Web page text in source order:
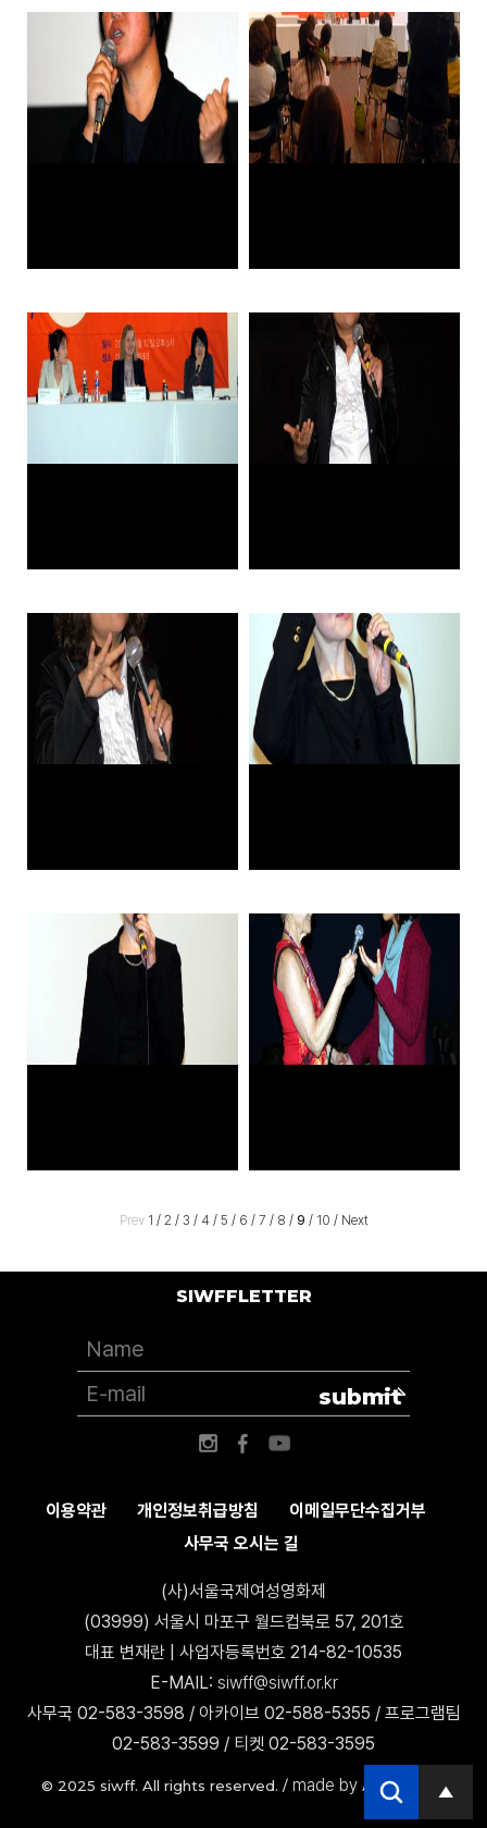
Prev 1 / 2/ 3 / 4 / 5 / 6 / 7 / 8 / 9 / 10 / Next
이용약관 개인정보취급방침
이메일무단수집거부
사무국 오시는 길
(사)서울국제여성영화제
(03999) 서울시 마포구 월드컵북로 57, 201호
대표 변재란 | 사업자등록번호 214-82-10535
E-MAIL: siwff@siwff.or.kr
사무국 02-583-3598 / 아카이브 02-588-5355 / 프로그램팀
02-583-3599 / 티켓 02-583-3595
© 2025 siwff. All rights reserved. / made by AccessICT
SIWFFLETTER
submit